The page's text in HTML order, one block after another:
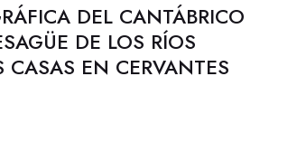
DEL CANTÁBRICO
DE LOS RÍOS
CASAS EN CERVANTES